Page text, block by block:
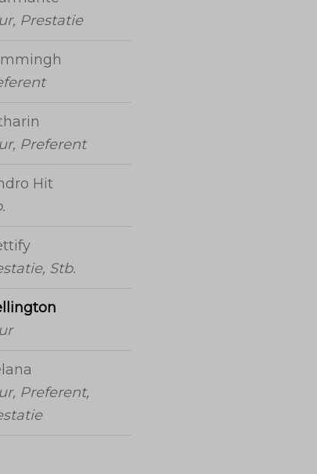
Prestatie
Preferent
Hit
Stb.
Preferent,